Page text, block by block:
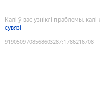
Калі ў вас узніклі праблемы,
сувязі
9190509708568603287:1786216708